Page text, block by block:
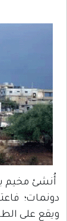
دونمات؛
ويقع على